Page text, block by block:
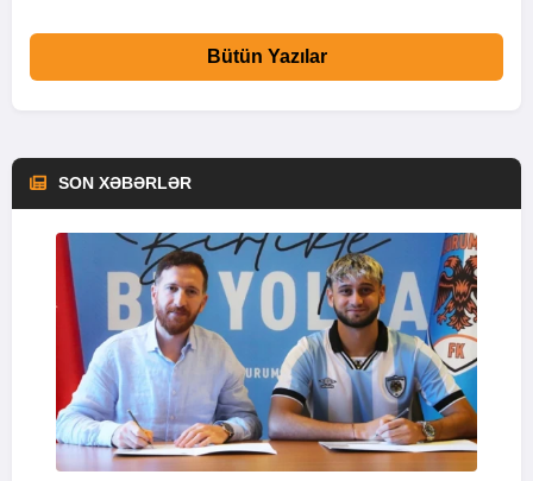
Bütün Yazılar
SON XƏBƏRLƏR